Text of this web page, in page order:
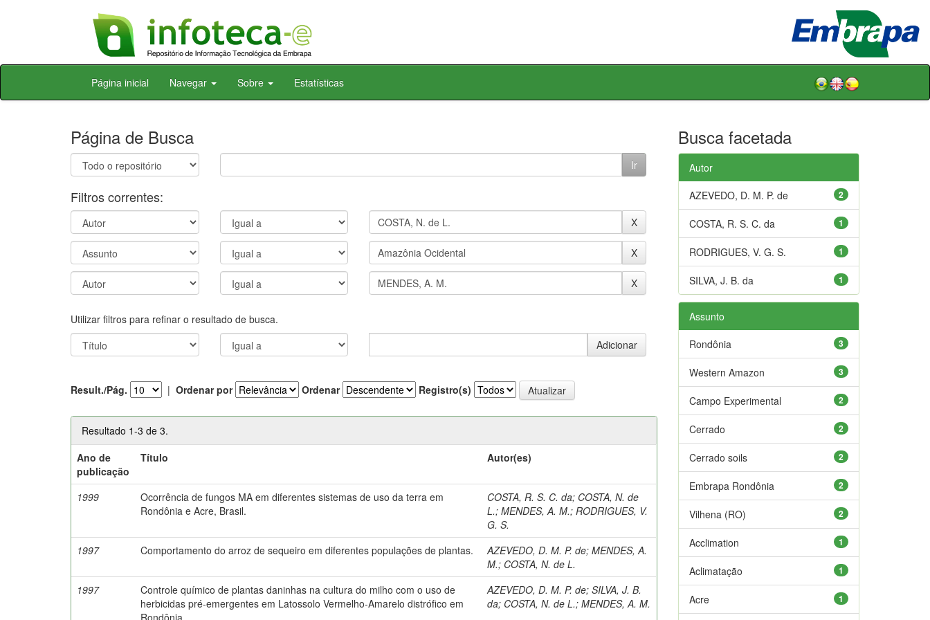
Skip
Página inicial Navegar Sobre Estatísticas
Página de Busca
Filtros correntes:
Utilizar filtros para refinar o resultado de busca.
Result./Pág. | Ordenar por Ordenar Registro(s)
Resultado 1-3 de 3.
Ano de
publicação
Título Autor(es)
1999
Ocorrência de fungos MA em diferentes sistemas de uso da terra em
Rondônia e Acre, Brasil.
COSTA, R. S. C. da; COSTA, N. de
L.;MENDES, A. M.; RODRIGUES, V.
G. S.
1997
Comportamento do arroz de sequeiro em diferentes populações de plantas. AZEVEDO, D. M. P. de;MENDES, A.
M.; COSTA, N. de L.
1997
Controle químico de plantas daninhas na cultura do milho com o uso de
herbicidas pré-emergentes em Latossolo Vermelho-Amarelo distrófico em
Rondônia.
AZEVEDO, D. M. P. de;SILVA, J. B.
da; COSTA, N. de L.;MENDES, A. M.
Busca facetada
Autor
2
AZEVEDO, D. M. P. de
1
COSTA, R. S. C. da
1
RODRIGUES, V. G. S.
1
SILVA, J. B. da
Assunto
3
Rondônia
3
Western Amazon
2
Campo Experimental
2
Cerrado
2
Cerrado soils
2
Embrapa Rondônia
2
Vilhena (RO)
1
Acclimation
1
Aclimatação
1
Acre